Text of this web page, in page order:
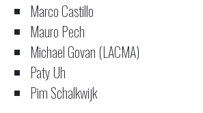
Marco Castillo
Mauro Pech
Michael Govan (LACMA)
Paty Uh
Pim Schalkwijk